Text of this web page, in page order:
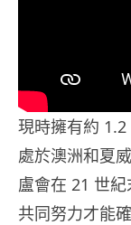
現時擁有約
處於澳洲和夏
盧會在 21 世
共同努力才能